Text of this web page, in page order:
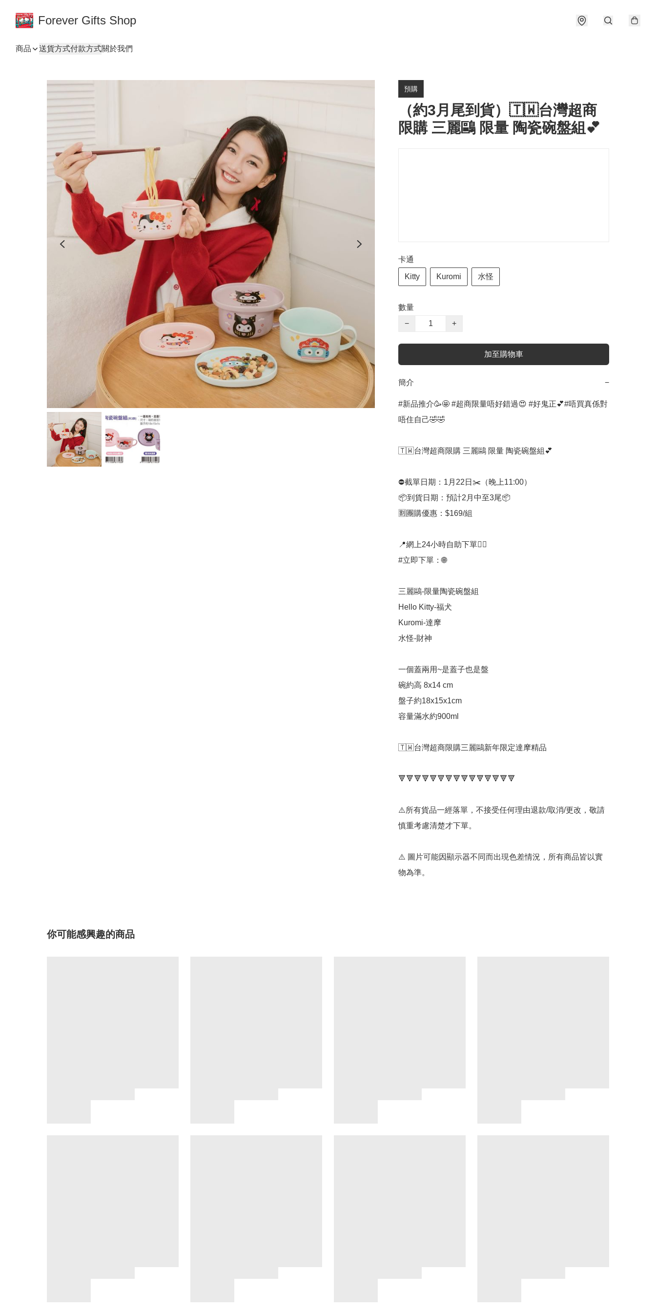
Forever Gifts Shop
商品 送貨方式付款方式關於我們
預購
（約3月尾到貨）🇹🇼台灣超商
限購 三麗鷗 限量 陶瓷碗盤組💕
卡通
Kitty Kuromi 水怪
數量
−
+
加至購物車
簡介 −
#新品推介🥳🤩 #超商限量唔好錯過😍 #好鬼正💕#唔買真係對
唔住自己🤣🤣
🇹🇼台灣超商限購 三麗鷗 限量 陶瓷碗盤組💕
⛔️截單日期：1月22日✂️（晚上11:00）
📦到貨日期：預計2月中至3尾📦
🈹團購優惠：$169/組
📍網上24小時自助下單👍🏻
#立即下單：🌐
三麗鷗-限量陶瓷碗盤組
Hello Kitty-福犬
Kuromi-達摩
水怪-財神
一個蓋兩用~是蓋子也是盤
碗約高 8x14 cm
盤子約18x15x1cm
容量滿水約900ml
🇹🇼台灣超商限購三麗鷗新年限定達摩精品
🔻🔻🔻🔻🔻🔻🔻🔻🔻🔻🔻🔻🔻🔻🔻
⚠️所有貨品一經落單，不接受任何理由退款/取消/更改，敬請
慎重考慮清楚才下單。
⚠️ 圖片可能因顯示器不同而出現色差情況，所有商品皆以實
物為準。
你可能感興趣的商品